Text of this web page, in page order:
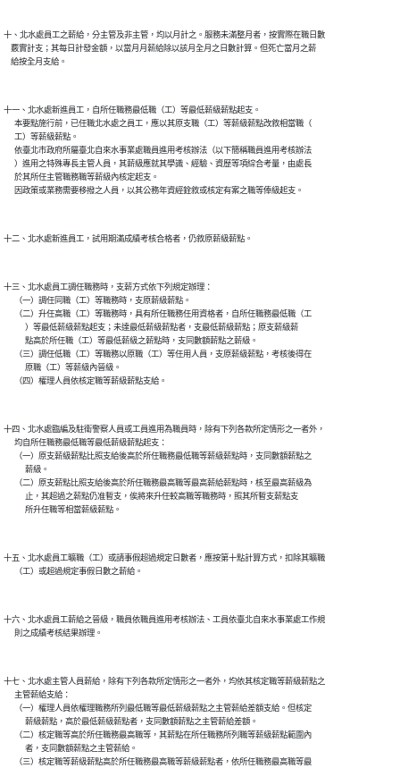
十、北水處員工之薪給，分主管及非主管，均以月計之。服務未滿整月者，按實際在職日數
    覈實計支；其每日計發金額，以當月月薪給除以該月全月之日數計算。但死亡當月之薪
十一、北水處新進員工，自所任職務最低職（工）等最低薪級薪點起支。
      本要點施行前，已任職北水處之員工，應以其原支職（工）等薪級薪點改敘相當職（
      工）等薪級薪點。
      依臺北市政府所屬臺北自來水事業處職員進用考核辦法（以下簡稱職員進用考核辦法
      ）進用之特殊專長主管人員，其薪級應就其學識、經驗、資歷等項綜合考量，由處長
      於其所任主管職務職等薪級內核定起支。
十三、北水處員工調任職務時，支薪方式依下列規定辦理：
      （一）調任同職（工）等職務時，支原薪級薪點。
      （二）升任高職（工）等職務時，具有所任職務任用資格者，自所任職務最低職（工
            ）等最低薪級薪點起支；未達最低薪級薪點者，支最低薪級薪點；原支薪級薪
            點高於所任職（工）等最低薪級之薪點時，支同數額薪點之薪級。
      （三）調任低職（工）等職務以原職（工）等任用人員，支原薪級薪點，考核後得在
            原職（工）等薪級內晉級。
十四、北水處臨編及駐衛警察人員或工員進用為職員時，除有下列各款所定情形之一者外，
      均自所任職務最低職等最低薪級薪點起支：
      （一）原支薪級薪點比照支給後高於所任職務最低職等薪級薪點時，支同數額薪點之
            薪級。
      （二）原支薪點比照支給後高於所任職務最高職等最高薪給薪點時，核至最高薪級為
            止，其超過之薪點仍准暫支，俟將來升任較高職等職務時，照其所暫支薪點支
十五、北水處員工曠職（工）或請事假超過規定日數者，應按第十點計算方式，扣除其曠職
十六、北水處員工薪給之晉級，職員依職員進用考核辦法、工員依臺北自來水事業處工作規
十七、北水處主管人員薪給，除有下列各款所定情形之一者外，均依其核定職等薪級薪點之
      主管薪給支給：
      （一）權理人員依權理職務所列最低職等最低薪級薪點之主管薪給差額支給。但核定
            薪級薪點，高於最低薪級薪點者，支同數額薪點之主管薪給差額。
      （二）核定職等高於所任職務最高職等，其薪點在所任職務所列職等薪級薪點範圍內
            者，支同數額薪點之主管薪給。
      （三）核定職等薪級薪點高於所任職務最高職等薪級薪點者，依所任職務最高職等最